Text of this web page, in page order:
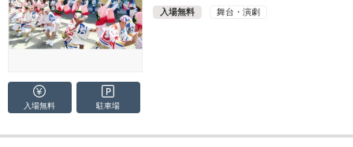
入場無料 舞台・演劇
入場無料 駐車場